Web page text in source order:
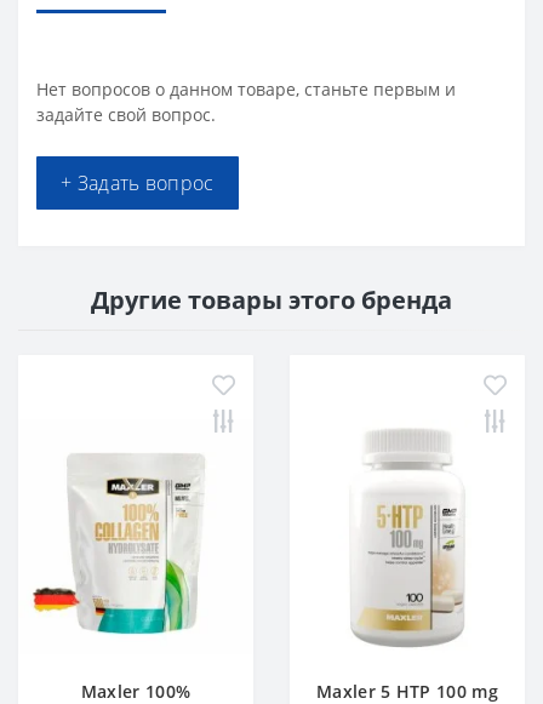
Нет вопросов о данном товаре, станьте первым и
задайте свой вопрос.
+ Задать вопрос
Другие товары этого бренда
Maxler 100%
Maxler 5 HTP 100 mg